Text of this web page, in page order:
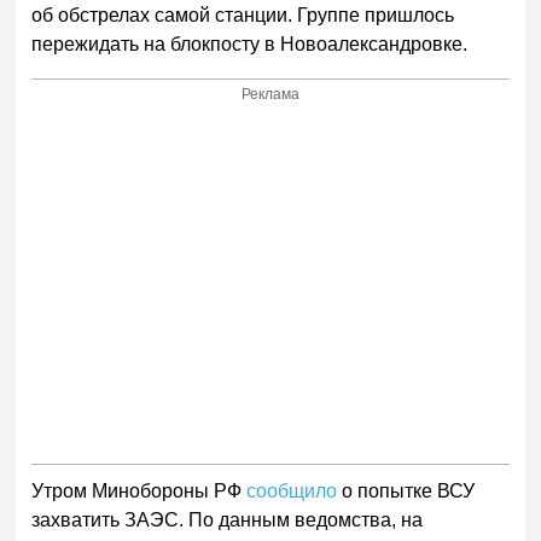
об обстрелах самой станции. Группе пришлось
пережидать на блокпосту в Новоалександровке.
Реклама
Утром Минобороны РФ сообщило о попытке ВСУ
захватить ЗАЭС. По данным ведомства, на